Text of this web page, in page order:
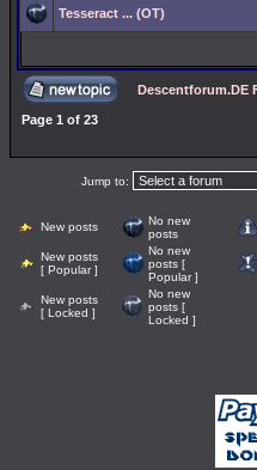
Tesseract ... (OT)
Descentforum.DE
Page 1 of 23
Jump to:
New posts
No new
posts
New posts
[ Popular ]
No new
posts [
Popular ]
New posts
[ Locked ]
No new
posts [
Locked ]